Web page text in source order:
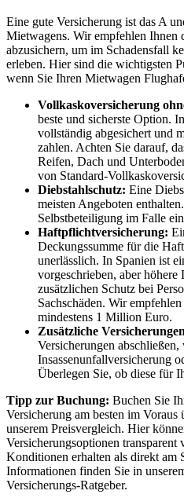
Eine gute Versicherung ist das A
Mietwagens. Wir empfehlen Ihnen
abzusichern, um im Schadensfall
erleben. Hier sind die wichtigsten
wenn Sie Ihren Mietwagen
Vollkaskoversicherung
beste und sicherste Option.
vollständig abgesichert und
zahlen. Achten Sie darauf,
Reifen, Dach und
von Standard-
Diebstahlschutz: Eine
meisten Angeboten
Selbstbeteiligung im Falle
Haftpflichtversicherung:
Deckungssumme für die
unerlässlich. In Spanien ist
vorgeschrieben, aber höhere
zusätzlichen Schutz bei
Sachschäden. Wir
mindestens 1 Million Euro.
Zusätzliche
Versicherungen
Insassenunfallversicherung
Überlegen Sie, ob diese für
Tipp zur Buchung: Buchen Sie
Versicherung am besten im
unserem Preisvergleich. Hier
Versicherungsoptionen
Konditionen erhalten als direkt am
Informationen finden Sie in
Versicherungs-Ratgeber.